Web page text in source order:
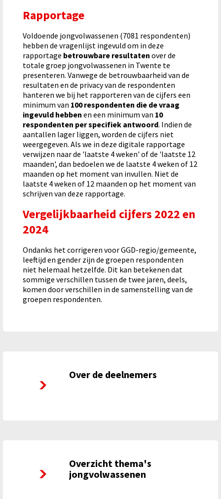
Rapportage
Voldoende jongvolwassenen (7081 respondenten)
hebben de vragenlijst ingevuld om in deze
rapportage betrouwbare resultaten over de
totale groep jongvolwassenen in Twente te
presenteren. Vanwege de betrouwbaarheid van de
resultaten en de privacy van de respondenten
hanteren we bij het rapporteren van de cijfers een
minimum van 100 respondenten die de vraag
ingevuld hebben en een minimum van 10
respondenten per specifiek antwoord. Indien de
aantallen lager liggen, worden de cijfers niet
weergegeven. Als we in deze digitale rapportage
verwijzen naar de 'laatste 4 weken' of de 'laatste 12
maanden', dan bedoelen we de laatste 4 weken of 12
maanden op het moment van invullen. Niet de
laatste 4 weken of 12 maanden op het moment van
schrijven van deze rapportage.
Vergelijkbaarheid cijfers 2022 en
2024
Ondanks het corrigeren voor GGD-regio/gemeente,
leeftijd en gender zijn de groepen respondenten
niet helemaal hetzelfde. Dit kan betekenen dat
sommige verschillen tussen de twee jaren, deels,
komen door verschillen in de samenstelling van de
groepen respondenten.
Over de deelnemers
Over de deelnemers
Overzicht thema's
jongvolwassenen
Overzicht thema's jongvolwassenen